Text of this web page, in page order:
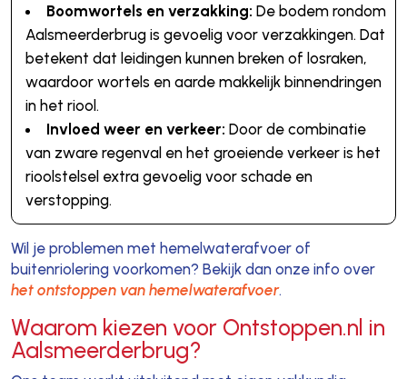
Boomwortels en verzakking: De bodem rondom
Aalsmeerderbrug is gevoelig voor verzakkingen. Dat
betekent dat leidingen kunnen breken of losraken,
waardoor wortels en aarde makkelijk binnendringen
in het riool.
Invloed weer en verkeer: Door de combinatie
van zware regenval en het groeiende verkeer is het
rioolstelsel extra gevoelig voor schade en
verstopping.
Wil je problemen met hemelwaterafvoer of
buitenriolering voorkomen? Bekijk dan onze info over
het ontstoppen van hemelwaterafvoer.
Waarom kiezen voor Ontstoppen.nl in
Aalsmeerderbrug?